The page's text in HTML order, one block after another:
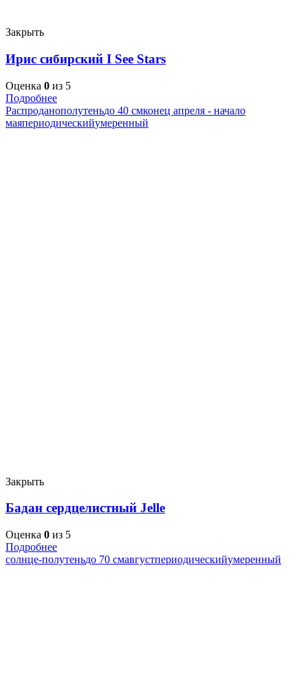
Закрыть
Ирис сибирский I See Stars
Оценка 0 из 5
Подробнее
Распроданополутеньдо 40 смконец апреля - начало
маяпериодическийумеренный
Закрыть
Бадан сердцелистный Jelle
Оценка 0 из 5
Подробнее
солнце-полутеньдо 70 смавгустпериодическийумеренный